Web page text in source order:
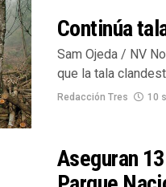
Continúa
Sam Ojeda / NV
que la tala
Redacción Tres 10
Aseguran